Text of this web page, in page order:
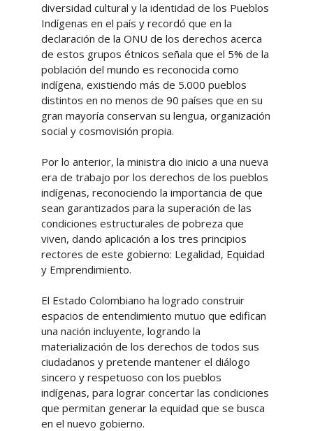
diversidad cultural y la identidad de los Pueblos
Indígenas en el país y recordó que en la
declaración de la ONU de los derechos acerca
de estos grupos étnicos señala que el 5% de la
población del mundo es reconocida como
indígena, existiendo más de 5.000 pueblos
distintos en no menos de 90 países que en su
gran mayoría conservan su lengua, organización
social y cosmovisión propia.
Por lo anterior, la ministra dio inicio a una nueva
era de trabajo por los derechos de los pueblos
indígenas, reconociendo la importancia de que
sean garantizados para la superación de las
condiciones estructurales de pobreza que
viven, dando aplicación a los tres principios
rectores de este gobierno: Legalidad, Equidad
y Emprendimiento.
El Estado Colombiano ha logrado construir
espacios de entendimiento mutuo que edifican
una nación incluyente, logrando la
materialización de los derechos de todos sus
ciudadanos y pretende mantener el diálogo
sincero y respetuoso con los pueblos
indígenas, para lograr concertar las condiciones
que permitan generar la equidad que se busca
en el nuevo gobierno.